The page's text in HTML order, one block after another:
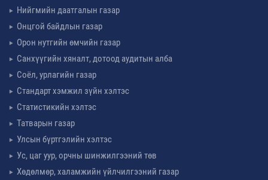
Нийгмийн даатгалын газар
Онцгой байдлын газар
Орон нутгийн өмчийн газар
Санхүүгийн хяналт, дотоод аудитын алба
Соёл, урлагийн газар
Стандарт хэмжил зүйн хэлтэс
Статистикийн хэлтэс
Татварын газар
Улсын бүртгэлийн хэлтэс
Ус, цаг уур, орчны шинжилгээний төв
Хөдөлмөр, халамжийн үйлчилгээний газар